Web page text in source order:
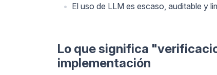
El uso de LLM es escaso, auditable y
Lo que significa
implementación